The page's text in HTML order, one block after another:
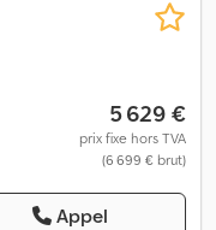
5 629 €
prix fixe hors TVA
(6 699 € brut)
Appel